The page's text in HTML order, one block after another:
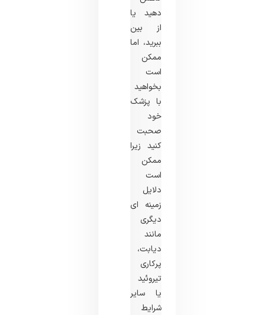
دهید یا
از بین
ببرید، اما
ممکن
است
بخواهید
با پزشک
خود
صحبت
کنید زیرا
ممکن
است
دلایل
زمینه ای
دیگری
مانند
دیابت،
پرکاری
تیروئید
یا سایر
شرایط